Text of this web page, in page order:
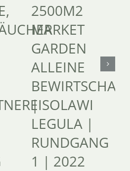
2500M2
MARKET
GARDEN
ALLEINE
| SOLAWI
LEGULA |
RUNDGANG
1 | 2022